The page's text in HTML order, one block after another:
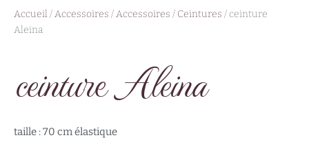
Accueil/Accessoires /Accessoires / Ceintures / ceinture
Aleina
ceinture Aleina
taille : 70 cm élastique